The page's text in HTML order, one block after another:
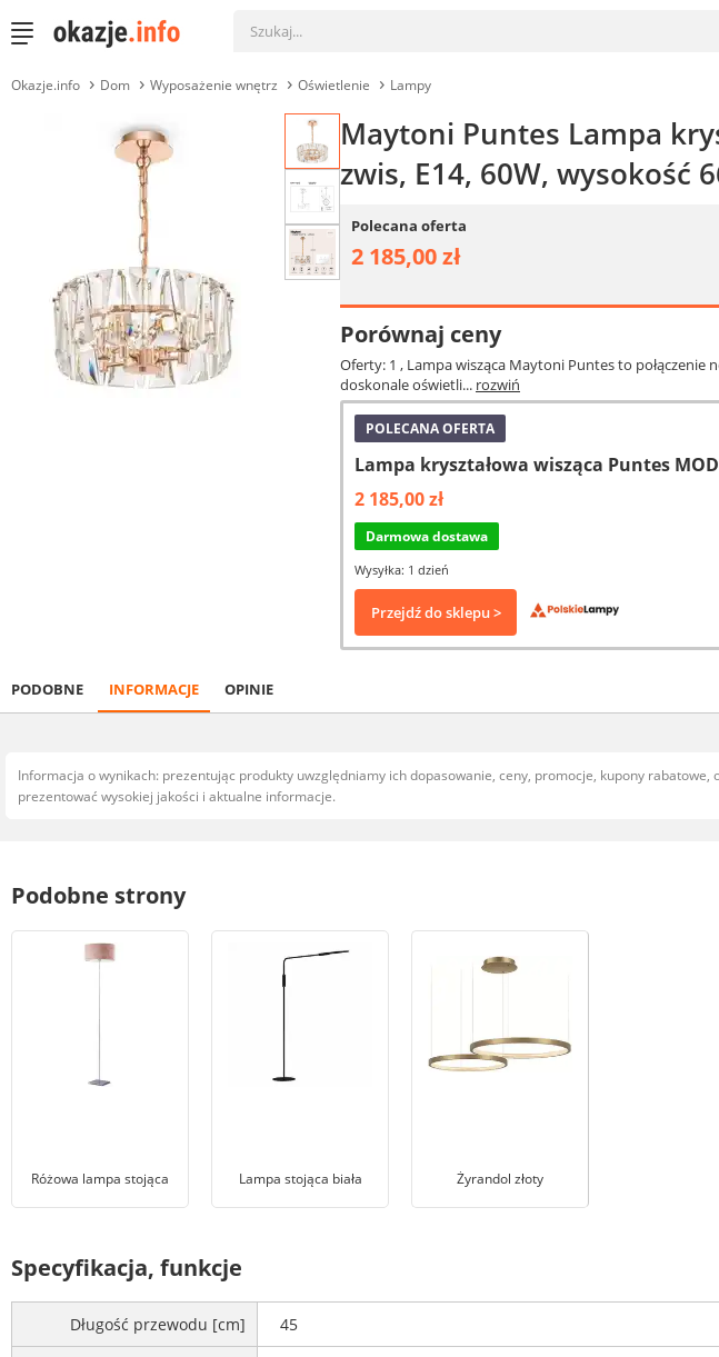
Okazje.info Dom Wyposażenie wnętrz Oświetlenie Lampy
Maytoni Puntes Lampa
zwis, E14, 60W, wysokość
Polecana oferta
2 185,00 zł
Porównaj ceny
Oferty: 1 , Lampa wisząca Maytoni Puntes to połączenie
doskonale oświetli... rozwiń
POLECANA OFERTA
Lampa kryształowa wisząca Puntes
2 185,00 zł
Darmowa dostawa
Wysyłka: 1 dzień
Przejdź do sklepu >
PODOBNE INFORMACJE OPINIE
Informacja o wynikach: prezentując produkty uwzględniamy ich dopasowanie, ceny, promocje, kupony
prezentować wysokiej jakości i aktualne informacje.
Podobne strony
Różowa lampa stojąca Lampa stojąca biała Żyrandol złoty
Specyfikacja, funkcje
Długość przewodu [cm] 45